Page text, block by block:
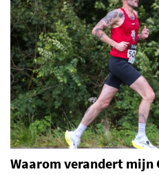
Waarom verandert